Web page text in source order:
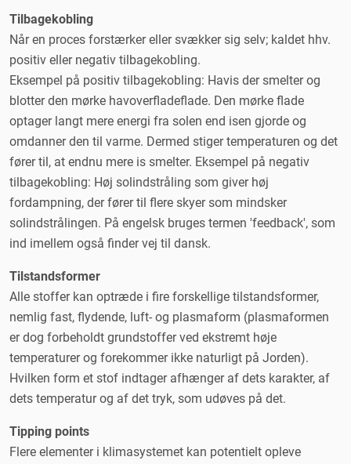
Tilbagekobling
Når en proces forstærker eller svækker sig selv; kaldet hhv.
positiv eller negativ tilbagekobling.
Eksempel på positiv tilbagekobling: Havis der smelter og
blotter den mørke havoverfladeflade. Den mørke flade
optager langt mere energi fra solen end isen gjorde og
omdanner den til varme. Dermed stiger temperaturen og det
fører til, at endnu mere is smelter. Eksempel på negativ
tilbagekobling: Høj solindstråling som giver høj
fordampning, der fører til flere skyer som mindsker
solindstrålingen. På engelsk bruges termen 'feedback', som
ind imellem også finder vej til dansk.
Tilstandsformer
Alle stoffer kan optræde i fire forskellige tilstandsformer,
nemlig fast, flydende, luft- og plasmaform (plasmaformen
er dog forbeholdt grundstoffer ved ekstremt høje
temperaturer og forekommer ikke naturligt på Jorden).
Hvilken form et stof indtager afhænger af dets karakter, af
dets temperatur og af det tryk, som udøves på det.
Tipping points
Flere elementer i klimasystemet kan potentielt opleve